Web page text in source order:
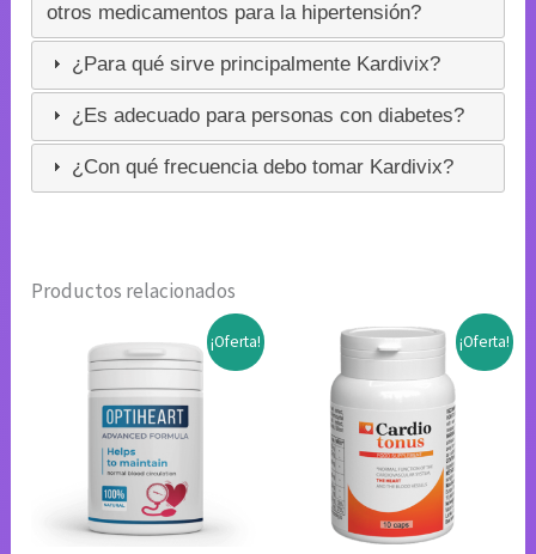
otros medicamentos para la hipertensión?
¿Para qué sirve principalmente Kardivix?
¿Es adecuado para personas con diabetes?
¿Con qué frecuencia debo tomar Kardivix?
Productos relacionados
¡Oferta! ¡Oferta!